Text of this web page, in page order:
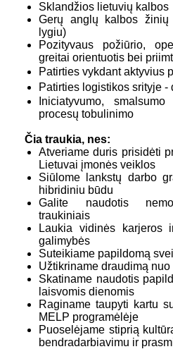
Sklandžios lietuvių kalbos
Gerų anglų kalbos
lygiu)
Pozityvaus požiūrio,
greitai orientuotis bei
Patirties vykdant aktyvius
Patirties logistikos srityje
Iniciatyvumo,
procesų tobulinimo
Čia traukia, nes:
Atveriame duris prisidėti
Lietuvai įmonės veiklos
Siūlome lankstų darbo
hibridiniu būdu
Galite naudotis
traukiniais
Laukia vidinės karjeros
galimybės
Suteikiame papildomą
Užtikriname draudimą
Skatiname naudotis
laisvomis dienomis
Raginame taupyti kartu
MELP programėlėje
Puoselėjame stiprią
bendradarbiavimu ir